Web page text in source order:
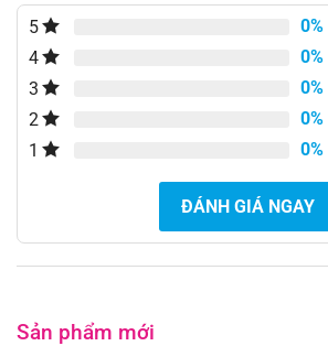
5 0%
4
0%
3
0%
2
0%
1
0%
ĐÁNH GIÁ NGAY
Sản phẩm mới